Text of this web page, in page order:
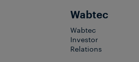
Wabtec
Wabtec
Investor
Relations